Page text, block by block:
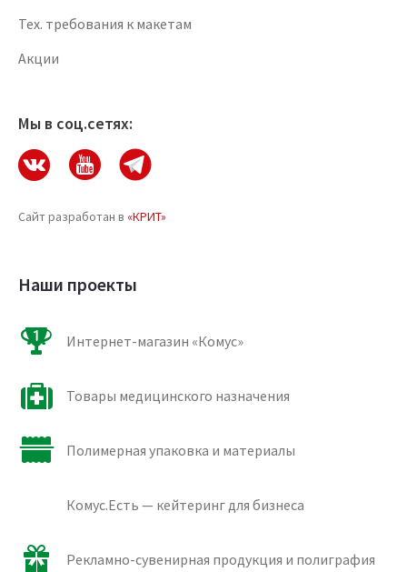
Тех. требования к макетам
Акции
Мы в соц.сетях:
Сайт разработан в «КРИТ»
Наши проекты
Интернет-магазин «Комус»
Товары медицинского назначения
Полимерная упаковка и материалы
Комус.Есть — кейтеринг для бизнеса
Рекламно-сувенирная продукция и полиграфия